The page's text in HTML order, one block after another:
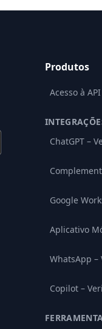
Produtos
Acesso à
ChatGPT –
Google
Aplicativo
WhatsApp –
Copilot –